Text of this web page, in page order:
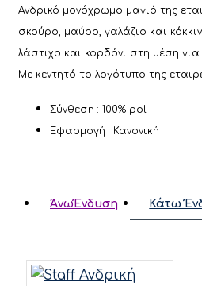
Ανδρικό μονόχρωμο μαγιό της
σκούρο, μαύρο, γαλάζιο και
λάστιχο και κορδόνι στη μέση
Με κεντητό το λογότυπο της
Σύνθεση : 100% pol
Εφαρμογή : Κανονική
ΆνωΈνδυση Κάτω